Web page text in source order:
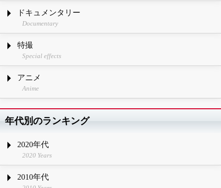
ドキュメンタリー
Documentary
特撮
Special effects
アニメ
Anime
年代別のランキング
2020年代
2020 Years
2010年代